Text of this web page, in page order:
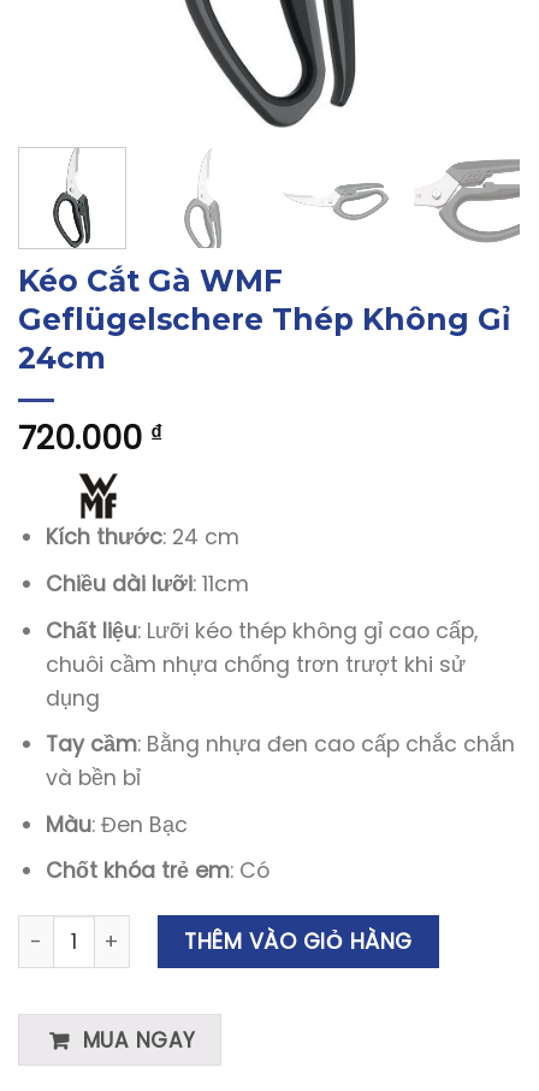
Kéo Cắt Gà WMF
Geflügelschere Thép Không Gỉ
24cm
720.000 ₫
Kích thước: 24 cm
Chiều dài lưỡi: 11cm
Chất liệu: Lưỡi kéo thép không gỉ cao cấp,
chuôi cầm nhựa chống trơn trượt khi sử
dụng
Tay cầm: Bằng nhựa đen cao cấp chắc chắn
và bền bỉ
Màu: Đen Bạc
Chốt khóa trẻ em: Có
Kéo Cắt Gà WMF Geflügelschere Thép Không Gỉ 24cm
THÊM VÀO GIỎ HÀNG
MUA NGAY